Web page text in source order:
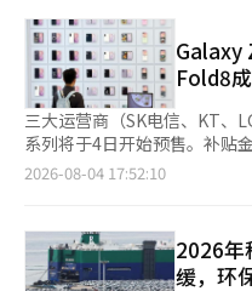
类等新鲜食品的组合，扩大
能杂货店”。该策略旨在将以
为居民附近的食材购买平台。 针对外国客户的特化店也有所增
加。在主要旅游景点设立了
化店，而在外国人居住较多的
销售。通过根据客户和商圈
入渠道。 BGF零售相关人士表示：“较去年降水天数的减少和平
均气温的上升等有利气候条件
元。 政府同时还在研究统一补贴支付方式，将目前不同形式的补
贴全部改为现金发放，这将
庭资金使用的灵活性。 按照现行补贴标准计算，今年在首都圈地
区出生的头胎婴儿在满13周
补贴。 若今后对制度进行整合，而补贴金额和发放时间保持不
变，新的统一补贴有望大致
200万至300万韩元，0岁期间
领取60万韩元，此后至满13周岁
政策效果可能有限。因此，相
集中发放，帮助家庭缓解育儿
放方式。 政府强调，即使最终完成整合，补贴总金额不会低于现
高等级高温预警。这是该制
警报”状态。 行政安全部当天也通过手机短信发布提醒，呼吁民
众尽量避免外出及户外活动
康状况。 韩国疾病管理厅最新统计，仅3日一天首尔新增18例中暑
患者。自5月15日进入高温监
者185人，其中包括2人死亡。 面对超长待机的酷暑天气，首尔市
将维持高温灾害二级“警戒”
充至8个工作组，全力开展防暑救灾工作。 首尔
上已全部停止户外施工。市政
暑措施，并加强现场检查。 首尔主要旅游景点的文化解说服务以
及明洞、北村、南大门等8个
Galaxy
Fold8
三大运营商（SK电信、KT、
系列将于4日开始预售。补贴
过多种购机优惠，如套餐、合
万9000元以上的用户提供最
U+则为月费8万5000元以上的套餐适用。 预
SK电信表示，Galaxy Z8系列
2026-08-04 17:52:10
2026年
缓，环